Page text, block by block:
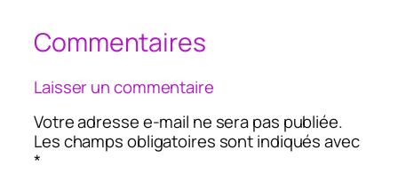
Commentaires
Laisser un commentaire
Votre adresse e-mail ne sera pas publiée.
Les champs obligatoires sont indiqués avec
*